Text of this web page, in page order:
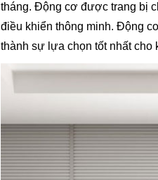
tháng. Động cơ được trang bị
điều khiển thông minh. Động
thành sự lựa chọn tốt nhất cho